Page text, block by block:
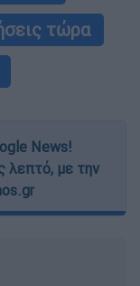
τώρα
News!
λεπτό, με την